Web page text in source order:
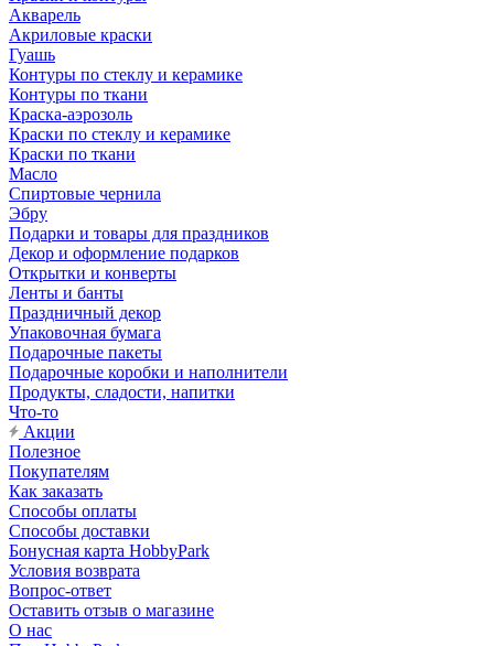
Акварель
Акриловые краски
Гуашь
Контуры по стеклу и керамике
Контуры по ткани
Краска-аэрозоль
Краски по стеклу и керамике
Краски по ткани
Масло
Спиртовые чернила
Эбру
Подарки и товары для праздников
Декор и оформление подарков
Открытки и конверты
Ленты и банты
Праздничный декор
Упаковочная бумага
Подарочные пакеты
Подарочные коробки и наполнители
Продукты, сладости, напитки
Что-то
Акции
Полезное
Покупателям
Как заказать
Способы оплаты
Способы доставки
Бонусная карта HobbyPark
Условия возврата
Вопрос-ответ
Оставить отзыв о магазине
О нас